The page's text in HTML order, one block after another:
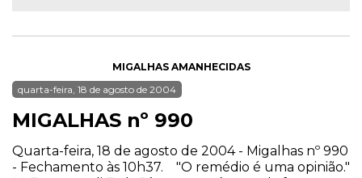
MIGALHAS AMANHECIDAS
quarta-feira, 18 de agosto de 2004
MIGALHAS nº 990
Quarta-feira, 18 de agosto de 2004 - Migalhas nº 990
- Fechamento às 10h37. "O remédio é uma opinião."